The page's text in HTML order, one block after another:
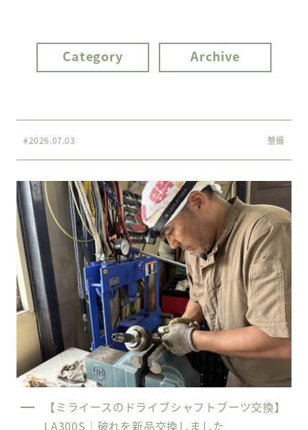
Category Archive
#2026.07.03 整備
【ミライースのドライブシャフトブーツ交換】
LA300S｜破れを新品交換しました